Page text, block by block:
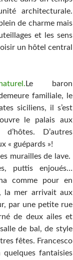
architecturale.
de charme mais
et les sens
un hôtel central
Le baron
familiale, le
siciliens, il s’est
le palais aux
D’autres
« guépards »!
murailles de lave.
puttis enjoués…
comme pour en
la mer arrivait aux
par une petite rue
de deux ailes et
de bal, de style
fêtes. Francesco
quelques fantaisies